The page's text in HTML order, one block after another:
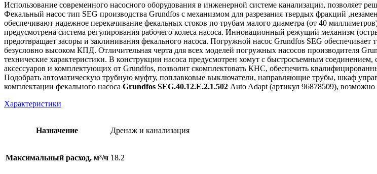
Использование современного насосного оборудования в инженерной системе канализации, позволяет
Фекальный насос тип SEG производства Grundfos с механизмом для разрезания твердых фракций
обеспечивают надежное перекачивание фекальных стоков по трубам малого диаметра (от 40
предусмотрена система регулирования рабочего колеса насоса. Инновационный режущий механизм
предотвращает засоры и заклинивания фекального насоса. Погружной насос Grundfos SEG
безусловно высоком КПД. Отличительная черта для всех моделей погружных насосов производителя
технические характеристики. В конструкции насоса предусмотрен хомут с быстросъемным
аксессуаров и комплектующих от Grundfos, позволит скомплектовать КНС, обеспечить
Подобрать автоматическую трубную муфту, поплавковые выключатели, направляющие трубы, шкаф
комплектации фекального насоса Grundfos SEG.40.12.E.2.1.502 Auto Adapt (артикул 96878509),
Характеристики
Назначение Дренаж и канализация
Максимальный расход, м³/ч 18.2